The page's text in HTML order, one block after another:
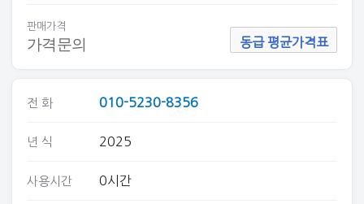
판매가격
가격문의 동급 평균가격표
전 화 010-5230-8356
년 식 2025
사용시간 0시간